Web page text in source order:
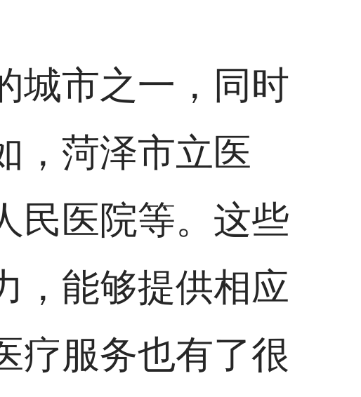
城市之一，同时
，菏泽市立医
民医院等。这些
，能够提供相应
疗服务也有了很